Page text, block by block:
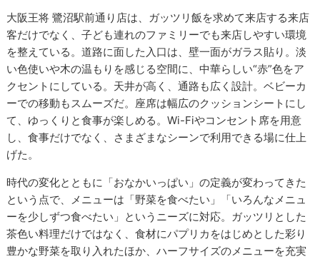
大阪王将 鷺沼駅前通り店は、ガッツリ飯を求めて来店する来店
客だけでなく、子ども連れのファミリーでも来店しやすい環境
を整えている。道路に面した入口は、壁一面がガラス貼り。淡
い色使いや木の温もりを感じる空間に、中華らしい“赤”色をア
クセントにしている。天井が高く、通路も広く設計。ベビーカ
ーでの移動もスムーズだ。座席は幅広のクッションシートにし
て、ゆっくりと食事が楽しめる。Wi-Fiやコンセント席を用意
し、食事だけでなく、さまざまなシーンで利用できる場に仕上
げた。
時代の変化とともに「おなかいっぱい」の定義が変わってきた
という点で、メニューは「野菜を食べたい」「いろんなメニュ
ーを少しずつ食べたい」というニーズに対応。ガッツリとした
茶色い料理だけではなく、食材にパプリカをはじめとした彩り
豊かな野菜を取り入れたほか、ハーフサイズのメニューを充実